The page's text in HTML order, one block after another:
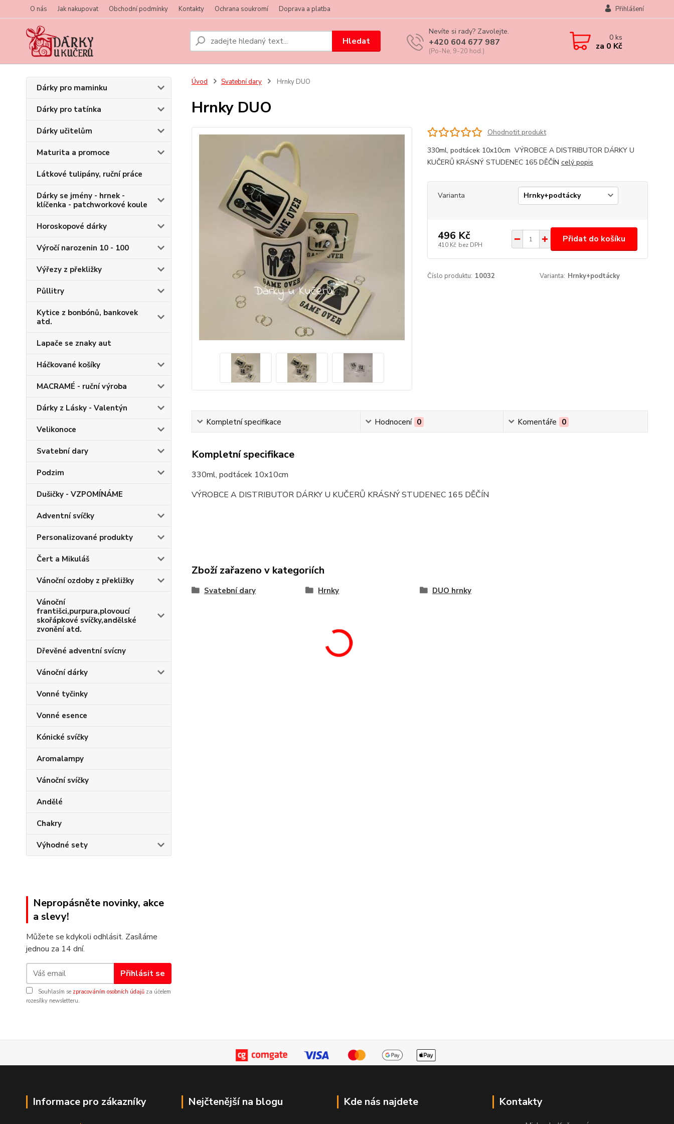
O nás Jak nakupovat Obchodní podmínky Kontakty Ochrana soukromí Doprava a platba Přihlášení
Hledat
Nevíte si rady? Zavolejte.
+420 604 677 987
(Po-Ne, 9-20 hod.)
0ks
za 0 Kč
Dárky pro maminku
Dárky pro tatínka
Dárky učitelům
Maturita a promoce
Látkové tulipány, ruční práce
Dárky se jmény - hrnek -
klíčenka - patchworkové koule
Horoskopové dárky
Výročí narozenin 10 - 100
Výřezy z překližky
Půllitry
Kytice z bonbónů, bankovek
atd.
Lapače se znaky aut
Háčkované košíky
MACRAMÉ - ruční výroba
Dárky z Lásky - Valentýn
Velikonoce
Svatební dary
Podzim
Dušičky - VZPOMÍNÁME
Adventní svíčky
Personalizované produkty
Čert a Mikuláš
Vánoční ozdoby z překližky
Vánoční
františci,purpura,plovoucí
skořápkové svíčky,andělské
zvonění atd.
Dřevěné adventní svícny
Vánoční dárky
Vonné tyčinky
Vonné esence
Kónické svíčky
Aromalampy
Vánoční svíčky
Andělé
Chakry
Výhodné sety
Nepropásněte novinky, akce
a slevy!
Můžete se kdykoli odhlásit. Zasíláme
jednou za 14 dní.
Přihlásit se
Souhlasím se zpracováním osobních údajů za účelem
rozesílky newsletteru.
Úvod Svatební dary Hrnky DUO
Hrnky DUO
Ohodnotit produkt
330ml, podtácek 10x10cm VÝROBCE A DISTRIBUTOR DÁRKY U
KUČERŮ KRÁSNÝ STUDENEC 165 DĚČÍN celý popis
Varianta
496 Kč
410 Kč bez DPH
Přidat do košíku
Číslo produktu: 10032 Varianta: Hrnky+podtácky
Kompletní specifikace Hodnocení 0 Komentáře 0
Kompletní specifikace
330ml, podtácek 10x10cm
VÝROBCE A DISTRIBUTOR DÁRKY U KUČERŮ KRÁSNÝ STUDENEC 165 DĚČÍN
Zboží zařazeno v kategoriích
Svatební dary Hrnky DUO hrnky
Informace pro zákazníky Nejčtenější na blogu Kde nás najdete Kontakty